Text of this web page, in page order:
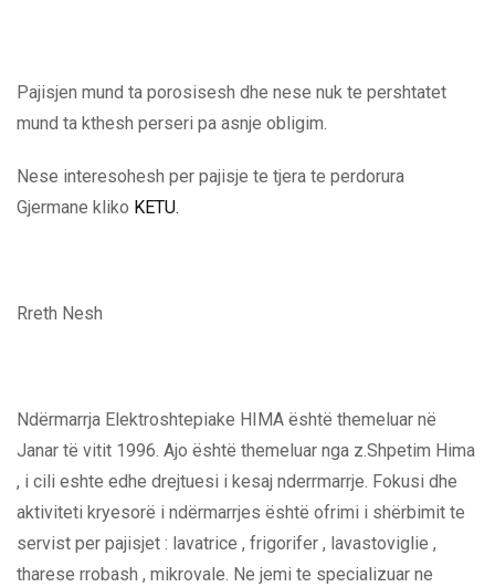
Pajisjen mund ta porosisesh dhe nese nuk te pershtatet
mund ta kthesh perseri pa asnje obligim.
Nese interesohesh per pajisje te tjera te perdorura
Gjermane kliko KETU.
Rreth Nesh
Ndërmarrja Elektroshtepiake HIMA është themeluar në
Janar të vitit 1996. Ajo është themeluar nga z.Shpetim Hima
, i cili eshte edhe drejtuesi i kesaj nderrmarrje. Fokusi dhe
aktiviteti kryesorë i ndërmarrjes është ofrimi i shërbimit te
servist per pajisjet : lavatrice , frigorifer , lavastoviglie ,
tharese rrobash , mikrovale. Ne jemi te specializuar ne